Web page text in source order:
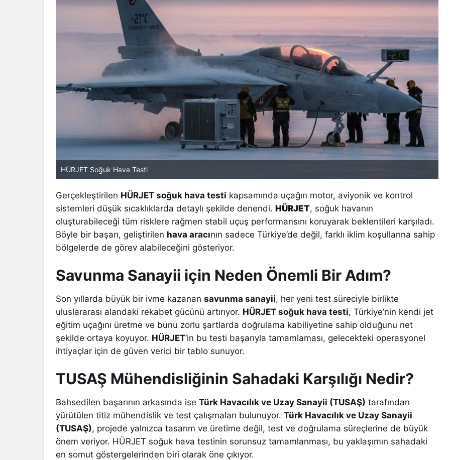
HÜRJET Soğuk Hava Testi
Gerçekleştirilen HÜRJET soğuk hava testi kapsamında uçağın motor, aviyonik ve kontrol
sistemleri düşük sıcaklıklarda detaylı şekilde denendi.HÜRJET, soğuk havanın
oluşturabileceği tüm risklere rağmen stabil uçuş performansını koruyarak beklentileri karşıladı.
Böyle bir başarı, geliştirilen hava aracının sadece Türkiye’de değil, farklı iklim koşullarına sahip
bölgelerde de görev alabileceğini gösteriyor.
Savunma Sanayii için Neden Önemli Bir Adım?
Son yıllarda büyük bir ivme kazanansavunma sanayii, her yeni test süreciyle birlikte
uluslararası alandaki rekabet gücünü artırıyor. HÜRJET soğuk hava testi, Türkiye’nin kendi jet
eğitim uçağını üretme ve bunu zorlu şartlarda doğrulama kabiliyetine sahip olduğunu net
şekilde ortaya koyuyor. HÜRJET’in bu testi başarıyla tamamlaması, gelecekteki operasyonel
ihtiyaçlar için de güven verici bir tablo sunuyor.
TUSAŞ Mühendisliğinin Sahadaki Karşılığı Nedir?
Bahsedilen başarının arkasında iseTürk Havacılık ve Uzay Sanayii (TUSAŞ) tarafından
yürütülen titiz mühendislik ve test çalışmaları bulunuyor.Türk Havacılık ve Uzay Sanayii
(TUSAŞ), projede yalnızca tasarım ve üretime değil, test ve doğrulama süreçlerine de büyük
önem veriyor. HÜRJET soğuk hava testinin sorunsuz tamamlanması, bu yaklaşımın sahadaki
en somut göstergelerinden biri olarak öne çıkıyor.